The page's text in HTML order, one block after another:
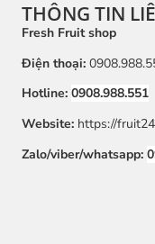
THÔNG TIN
Fresh Fruit shop
Điện thoại:
Hotline: 0908.988.551
Website: https://
Zalo/viber/whatsapp: